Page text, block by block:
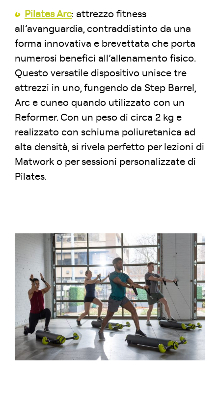
Pilates Arc: attrezzo fitness
all’avanguardia, contraddistinto da una
forma innovativa e brevettata che porta
numerosi benefici all’allenamento fisico.
Questo versatile dispositivo unisce tre
attrezzi in uno, fungendo da Step Barrel,
Arc e cuneo quando utilizzato con un
Reformer. Con un peso di circa 2 kg e
realizzato con schiuma poliuretanica ad
alta densità, si rivela perfetto per lezioni di
Matwork o per sessioni personalizzate di
Pilates.